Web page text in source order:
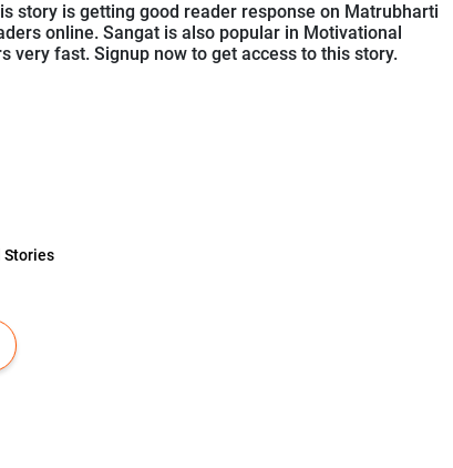
story is getting good reader response on Matrubharti
online. Sangat is also popular in Motivational
fast. Signup now to get access to this story.